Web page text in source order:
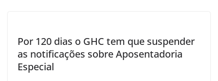
Por 120 dias o GHC tem que suspender
as notificações sobre Aposentadoria
Especial